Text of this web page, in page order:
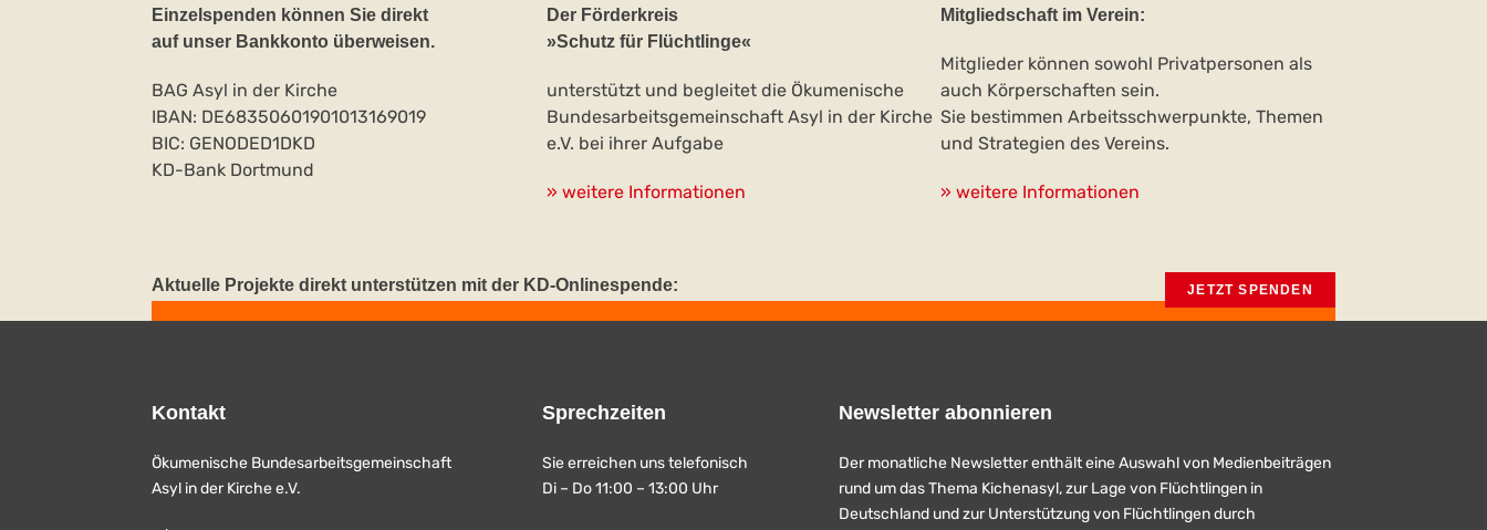
Einzelspenden können Sie direkt
auf unser Bankkonto überweisen.
BAG Asyl in der Kirche
IBAN: DE68350601901013169019
BIC: GENODED1DKD
KD-Bank Dortmund
Der Förderkreis
»Schutz für Flüchtlinge«
unterstützt und begleitet die Ökumenische
Bundesarbeitsgemeinschaft Asyl in der Kirche
e.V. bei ihrer Aufgabe
» weitere Informationen
Mitgliedschaft im Verein:
Mitglieder können sowohl Privatpersonen als
auch Körperschaften sein.
Sie bestimmen Arbeitsschwerpunkte, Themen
und Strategien des Vereins.
» weitere Informationen
Aktuelle Projekte direkt unterstützen mit der KD-Onlinespende: JETZT SPENDEN
Kontakt
Ökumenische Bundesarbeitsgemeinschaft
Asyl in der Kirche e.V.
Sprechzeiten
Sie erreichen uns telefonisch
Di – Do 11:00 – 13:00 Uhr
Newsletter abonnieren
Der monatliche Newsletter enthält eine Auswahl von Medienbeiträgen
rund um das Thema Kichenasyl, zur Lage von Flüchtlingen in
Deutschland und zur Unterstützung von Flüchtlingen durch